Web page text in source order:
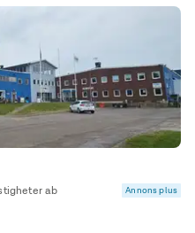
ab Annons plus